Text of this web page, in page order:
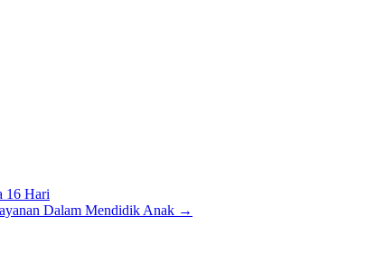
16 Hari
Dalam Mendidik Anak →